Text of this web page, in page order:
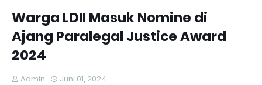
Warga LDII Masuk Nomine di
Ajang Paralegal Justice Award
2024
Admin Juni 01, 2024